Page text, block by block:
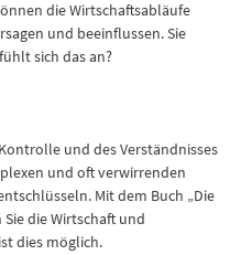
die Wirtschaftsabläufe
und beeinflussen. Sie
sich das an?
und des Verständnisses
und oft verwirrenden
Mit dem Buch „Die
die Wirtschaft und
dies möglich.